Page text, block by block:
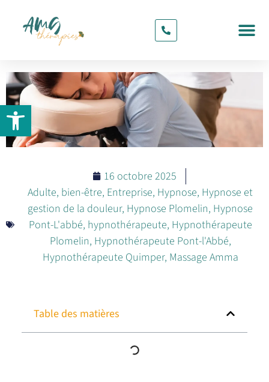
Ouvrir la barre d’outils
16 octobre 2025
Adulte, bien-être, Entreprise, Hypnose, Hypnose et
gestion de la douleur, Hypnose Plomelin, Hypnose
Pont-L'abbé, hypnothérapeute, Hypnothérapeute
Plomelin, Hypnothérapeute Pont-l'Abbé,
Hypnothérapeute Quimper, Massage Amma
Table des matières